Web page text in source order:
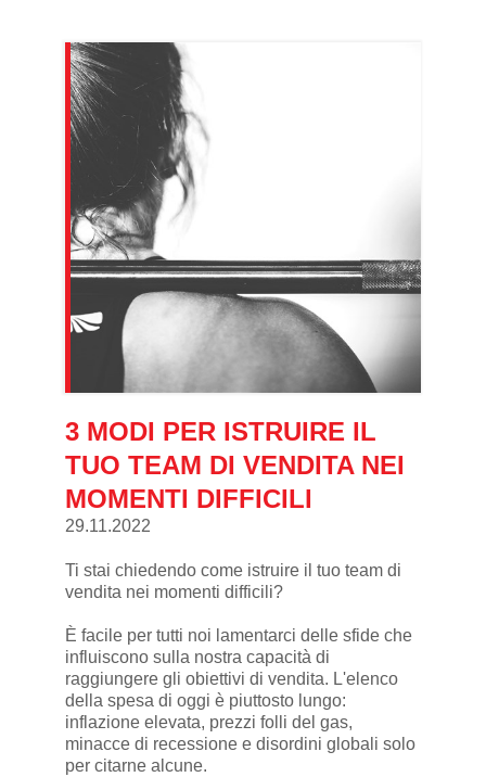
3 MODI PER ISTRUIRE IL
TUO TEAM DI VENDITA NEI
MOMENTI DIFFICILI
29.11.2022
Ti stai chiedendo come istruire il tuo team di
vendita nei momenti difficili?
È facile per tutti noi lamentarci delle sfide che
influiscono sulla nostra capacità di
raggiungere gli obiettivi di vendita. L'elenco
della spesa di oggi è piuttosto lungo:
inflazione elevata, prezzi folli del gas,
minacce di recessione e disordini globali solo
per citarne alcune.